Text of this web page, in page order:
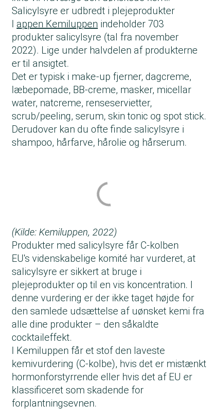
Salicylsyre er udbredt i plejeprodukter
appen Kemiluppen indeholder 703
produkter salicylsyre (tal fra november
2022). Lige under halvdelen af produkterne
er til ansigtet.
Det er typisk i make-up fjerner, dagcreme,
læbepomade, BB-creme, masker, micellar
water, natcreme, renseservietter,
scrub/peeling, serum, skin tonic og spot stick.
Derudover kan du ofte finde salicylsyre i
shampoo, hårfarve, hårolie og hårserum.
(Kilde: Kemiluppen, 2022)
Produkter med salicylsyre får C-kolben
EU's videnskabelige komité har vurderet, at
salicylsyre er sikkert at bruge i
plejeprodukter op til en vis koncentration. I
denne vurdering er der ikke taget højde for
den samlede udsættelse af uønsket kemi fra
alle dine produkter – den såkaldte
cocktaileffekt.
I Kemiluppen får et stof den laveste
kemivurdering (C-kolbe), hvis det er mistænkt
hormonforstyrrende eller hvis det af EU er
klassificeret som skadende for
forplantningsevnen.